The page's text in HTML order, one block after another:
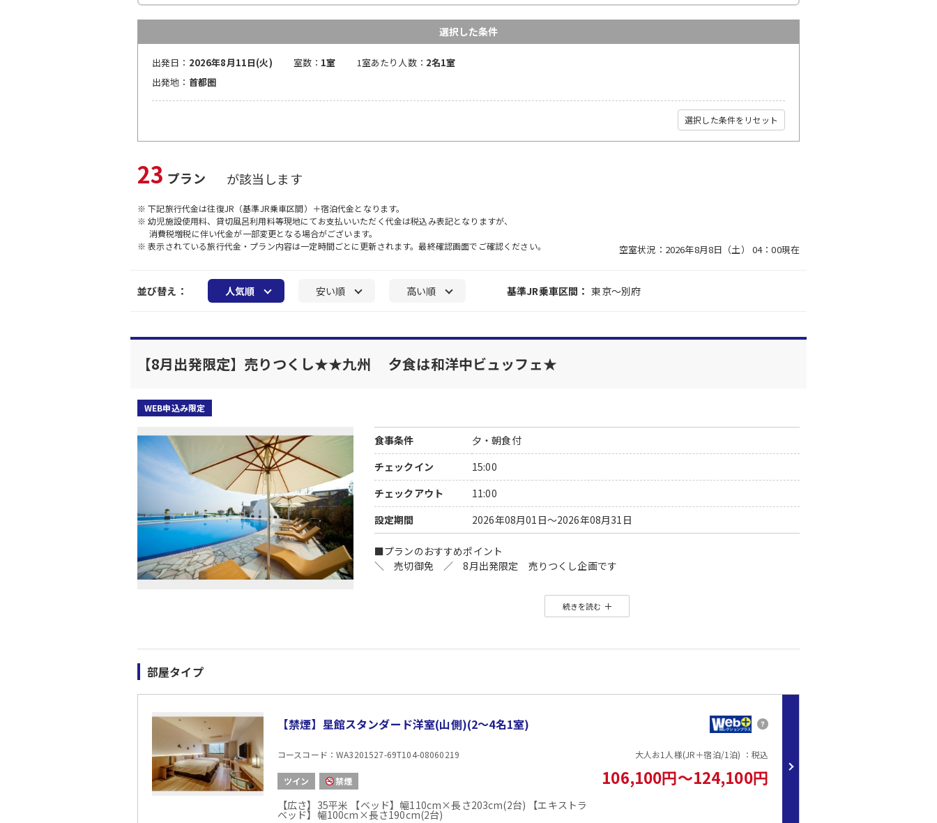
選択した条件
出発日： 2026年8月11日(火) 室数： 1室 1室あたり人数： 2名1室
出発地： 首都圏
選択した条件をリセット
23 プラン が該当します
※ 下記旅行代金は往復JR（基準JR乗車区間）＋宿泊代金となります。
※ 幼児施設使用料、貸切風呂利用料等現地にてお支払いいただく代金は税込み表記となりますが、
消費税増税に伴い代金が一部変更となる場合がございます。
※ 表示されている旅行代金・プラン内容は一定時間ごとに更新されます。最終確認画面でご確認ください。
空室状況：2026年8月8日（土） 04：00現在
並び替え： 人気順 安い順 高い順 基準JR乗車区間： 東京～別府
【8月出発限定】売りつくし★★九州 夕食は和洋中ビュッフェ★
WEB申込み限定
食事条件
夕・朝食付
チェックイン
15:00
チェックアウト
11:00
設定期間
2026年08月01日～2026年08月31日
■プランのおすすめポイント
＼ 売切御免 ／ 8月出発限定 売りつくし企画です
◆ ◇ ◆ ◇ ◆ ◇ ◆ ◇ ◆
インターネット限定のおすすめプランです。
【ご案内】
お客様ご自身で喫食のご判断をお願い致します。
■4名様ご利用の場合は、1名様はエキストラベッドではなくソファーベッドになることがございます。
■2名1室ご利用の場合、
おとな1名＋こども1名ご利用でも、お子様はこども代金でOK♪
※通常「おとな1名＋こども1名」で2名1室ご利用の場合、お子様はおとなと同額となります。
■夕食
場所:
続きを読む
部屋タイプ
【禁煙】星館スタンダード洋室(山側)(2〜4名1室)
コースコード：WA3201527-69T104-08060219
ツイン 禁煙
【広さ】35平米 【ベッド】幅110cm×長さ203cm(2台) 【エキストラ
ベッド】幅100cm×長さ190cm(2台)
大人お1人様(JR＋宿泊/1泊) ：税込
106,100円～124,100円